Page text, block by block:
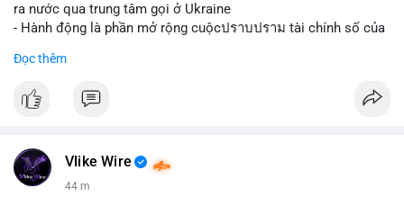
ra nước qua trung tâm gọi ở Ukraine
- Hành động là phần mở rộng cuộcปราบปราม tài chính số của
📰 Nguồn: Cointelegraph
Đọc thêm
Vlike Wire
44 m